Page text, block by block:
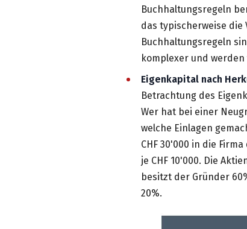
Buchhaltungsregeln
das typischerweise die
Buchhaltungsregeln
komplexer und
Eigenkapital nach
Betrachtung des
Wer hat bei einer
welche Einlagen
CHF 30'000 in die
je CHF 10'000. Die
besitzt der Gründer
20%.